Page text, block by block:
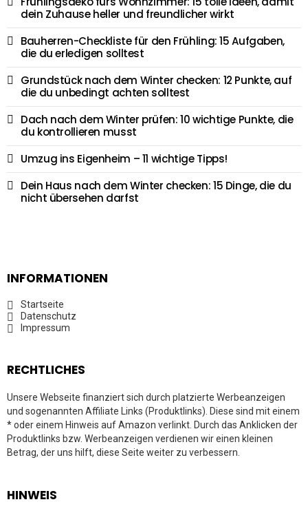
dein Zuhause heller und freundlicher wirkt
Bauherren-Checkliste für den Frühling: 15 Aufgaben,
die du erledigen solltest
Grundstück nach dem Winter checken: 12 Punkte, auf
die du unbedingt achten solltest
Dach nach dem Winter prüfen: 10 wichtige Punkte, die
du kontrollieren musst
Umzug ins Eigenheim – 11 wichtige Tipps!
Dein Haus nach dem Winter checken: 15 Dinge, die du
nicht übersehen darfst
INFORMATIONEN
Startseite
Datenschutz
Impressum
RECHTLICHES
Unsere Webseite finanziert sich durch platzierte Werbeanzeigen
und sogenannten Affiliate Links (Produktlinks). Diese sind mit einem
* oder einem Hinweis auf Amazon verlinkt. Durch das Anklicken der
Produktlinks bzw. Werbeanzeigen verdienen wir einen kleinen
Betrag, der uns hilft, diese Seite weiter zu verbessern.
HINWEIS